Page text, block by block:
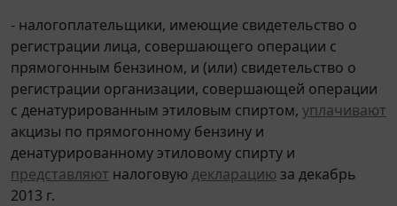
- налогоплательщики, имеющие свидетельство о
регистрации лица, совершающего операции с
прямогонным бензином, и (или) свидетельство о
регистрации организации, совершающей операции
с денатурированным этиловым спиртом, уплачивают
акцизы по прямогонному бензину и
денатурированному этиловому спирту и
представляют налоговуюдекларацию за декабрь
2013 г.